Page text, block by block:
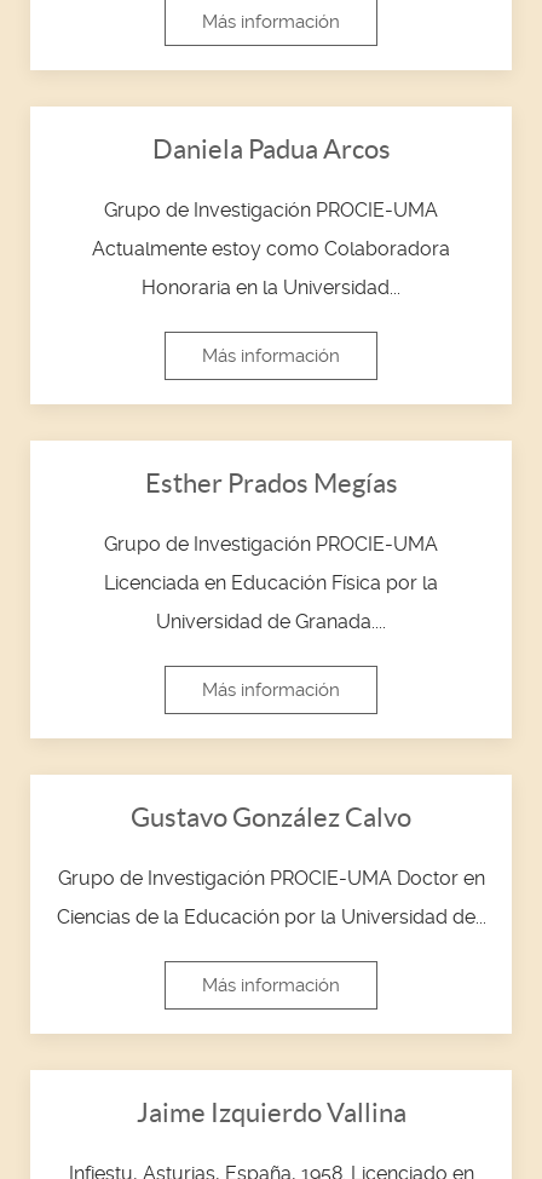
Más información
Daniela Padua Arcos
Grupo de Investigación PROCIE-UMA
Actualmente estoy como Colaboradora
Honoraria en la Universidad...
Más información
Esther Prados Megías
Grupo de Investigación PROCIE-UMA
Licenciada en Educación Física por la
Universidad de Granada....
Más información
Gustavo González Calvo
Grupo de Investigación PROCIE-UMA Doctor en
Ciencias de la Educación por la Universidad de...
Más información
Jaime Izquierdo Vallina
Infiestu, Asturias, España, 1958. Licenciado en